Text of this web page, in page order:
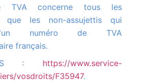
TVA concerne tous les
que les non-assujettis qui
numéro de TVA
français.
: https://www.service-
vosdroits/F35947.